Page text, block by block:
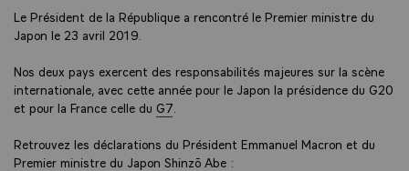
Le Président de la République a rencontré le Premier ministre du
Japon le 23 avril 2019.
Nos deux pays exercent des responsabilités majeures sur la scène
internationale, avec cette année pour le Japon la présidence du G20
et pour la France celle du G7
Retrouvez les déclarations du Président Emmanuel Macron et du
Premier ministre du Japon Shinzō Abe :